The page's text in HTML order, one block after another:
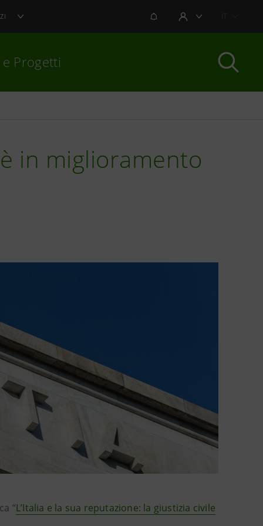
NOTIFICHEAREA UTENTE
e Progetti
in miglioramento
“L’Italia e la sua reputazione: la giustizia civile